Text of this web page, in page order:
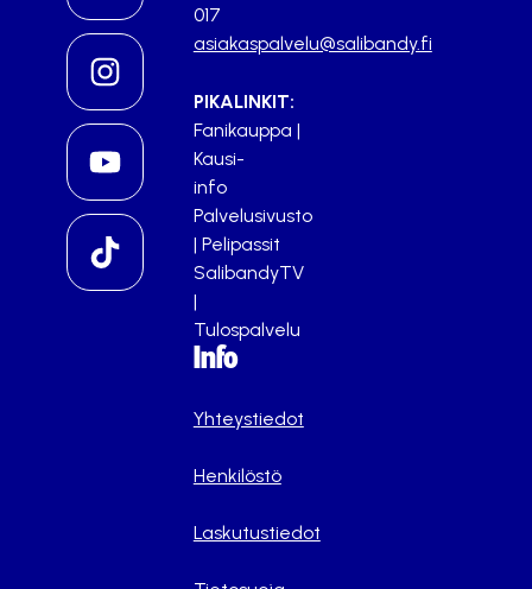
017
asiakaspalvelu@salibandy.fi
PIKALINKIT:
Fanikauppa |
Kausi-
info
Palvelusivusto
| Pelipassit
SalibandyTV
|
Tulospalvelu
Info
Yhteystiedot
Henkilöstö
Laskutustiedot